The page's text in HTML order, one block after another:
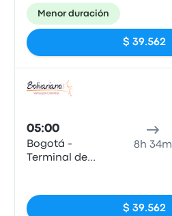
Sur
Menor duración
$ 39.562
05:00
Bogotá -
Terminal de
8h 34m
$ 39.562